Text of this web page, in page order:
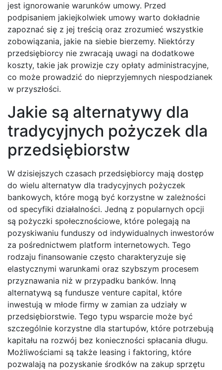
jest ignorowanie warunków umowy. Przed
podpisaniem jakiejkolwiek umowy warto dokładnie
zapoznać się z jej treścią oraz zrozumieć wszystkie
zobowiązania, jakie na siebie bierzemy. Niektórzy
przedsiębiorcy nie zwracają uwagi na dodatkowe
koszty, takie jak prowizje czy opłaty administracyjne,
co może prowadzić do nieprzyjemnych niespodzianek
w przyszłości.
Jakie są alternatywy dla
tradycyjnych pożyczek dla
przedsiębiorstw
W dzisiejszych czasach przedsiębiorcy mają dostęp
do wielu alternatyw dla tradycyjnych pożyczek
bankowych, które mogą być korzystne w zależności
od specyfiki działalności. Jedną z popularnych opcji
są pożyczki społecznościowe, które polegają na
pozyskiwaniu funduszy od indywidualnych inwestorów
za pośrednictwem platform internetowych. Tego
rodzaju finansowanie często charakteryzuje się
elastycznymi warunkami oraz szybszym procesem
przyznawania niż w przypadku banków. Inną
alternatywą są fundusze venture capital, które
inwestują w młode firmy w zamian za udziały w
przedsiębiorstwie. Tego typu wsparcie może być
szczególnie korzystne dla startupów, które potrzebują
kapitału na rozwój bez konieczności spłacania długu.
Możliwościami są także leasing i faktoring, które
pozwalają na pozyskanie środków na zakup sprzętu